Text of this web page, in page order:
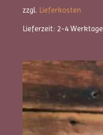
zzgl. Lieferkosten
Lieferzeit: 2-4 Werktage